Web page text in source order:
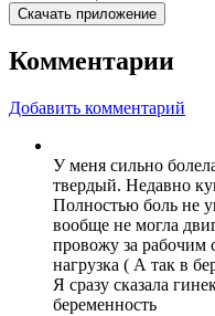
Скачать приложение
Комментарии
Добавить комментарий
У меня сильно
твердый. Недавно
Полностью боль не
вообще не могла
провожу за рабочим
нагрузка ( А так в
Я сразу сказала
беременность